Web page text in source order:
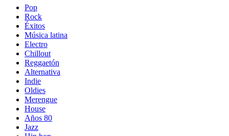
Pop
Rock
Éxitos
Música latina
Electro
Chillout
Reggaetón
Alternativa
Indie
Oldies
Merengue
House
Años 80
Jazz